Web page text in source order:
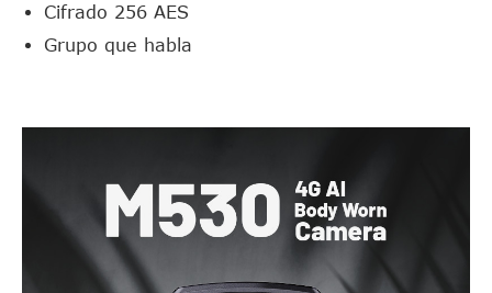
Cifrado 256 AES
Grupo que habla